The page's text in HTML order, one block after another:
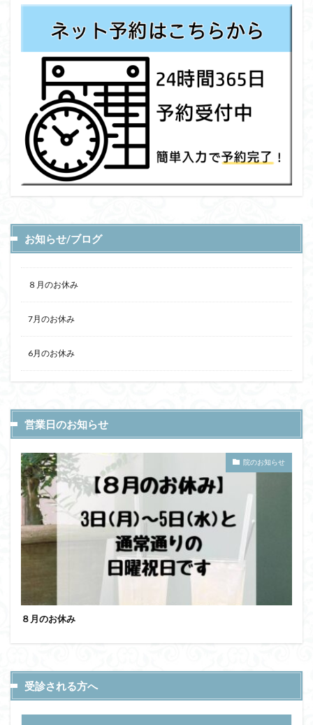
お知らせ/ブログ
８月のお休み
7月のお休み
6月のお休み
営業日のお知らせ
院のお知らせ
８月のお休み
受診される方へ